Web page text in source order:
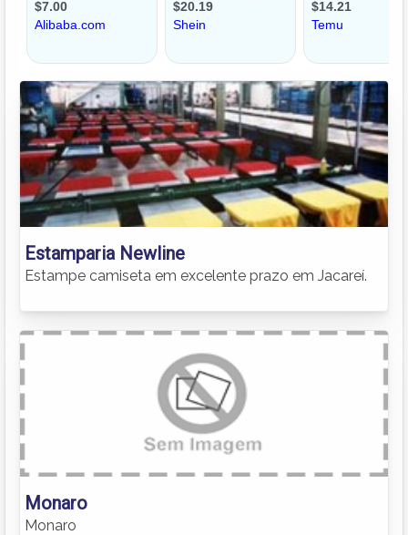
Estamparia Newline
Estampe camiseta em excelente prazo em Jacareí.
Monaro
Monaro